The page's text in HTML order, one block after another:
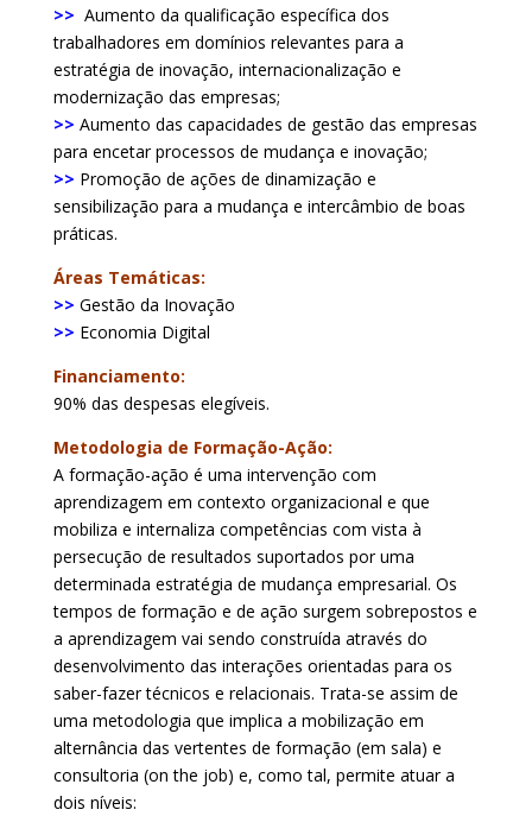
>> Aumento da qualificação específica dos
trabalhadores em domínios relevantes para a
estratégia de inovação, internacionalização e
modernização das empresas;
>> Aumento das capacidades de gestão das empresas
para encetar processos de mudança e inovação;
>> Promoção de ações de dinamização e
sensibilização para a mudança e intercâmbio de boas
práticas.
Áreas Temáticas:
>> Gestão da Inovação
>> Economia Digital
Financiamento:
90% das despesas elegíveis.
Metodologia de Formação-Ação:
A formação-ação é uma intervenção com
aprendizagem em contexto organizacional e que
mobiliza e internaliza competências com vista à
persecução de resultados suportados por uma
determinada estratégia de mudança empresarial. Os
tempos de formação e de ação surgem sobrepostos e
a aprendizagem vai sendo construída através do
desenvolvimento das interações orientadas para os
saber-fazer técnicos e relacionais. Trata-se assim de
uma metodologia que implica a mobilização em
alternância das vertentes de formação (em sala) e
consultoria (on the job) e, como tal, permite atuar a
dois níveis: